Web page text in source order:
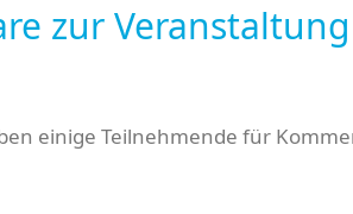
zur
einige Teilnehmende für